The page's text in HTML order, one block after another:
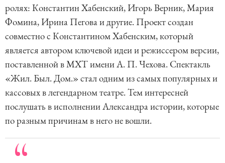
ролях: Константин Хабенский, Игорь Верник, Мария
Фомина, Ирина Пегова и другие. Проект создан
совместно с Константином Хабенским, который
является автором ключевой идеи и режиссером версии,
поставленной в МХТ имени А. П. Чехова. Спектакль
«Жил. Был. Дом.» стал одним из самых популярных и
кассовых в легендарном театре. Тем интересней
послушать в исполнении Александра истории, которые
по разным причинам в него не вошли.